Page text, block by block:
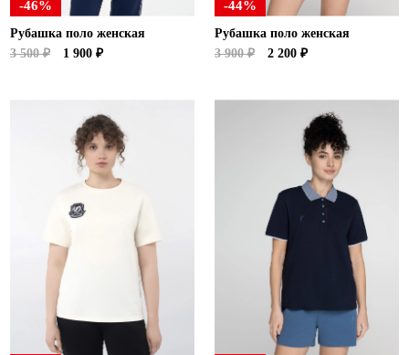
-46%
Рубашка поло женская
3 500 ₽
1 900 ₽
-44%
Рубашка поло женская
3 900 ₽
2 200 ₽